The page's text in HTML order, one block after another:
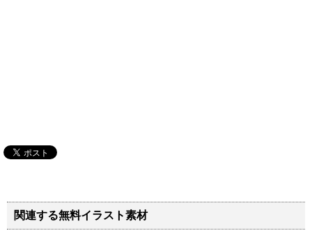
関連する無料イラスト素材